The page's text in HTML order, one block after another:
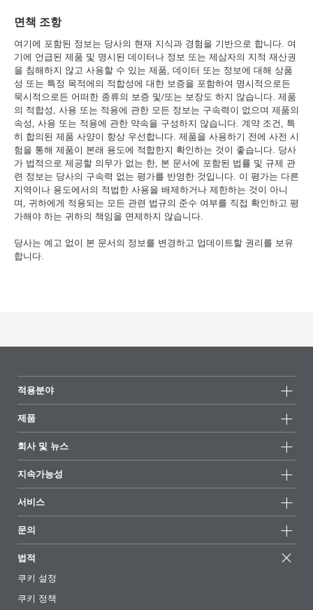
면책 조항
여기에 포함된 정보는 당사의 현재 지식과 경험을 기반으로 합니다. 여
기에 언급된 제품 및 명시된 데이터나 정보 또는 제삼자의 지적 재산권
을 침해하지 않고 사용할 수 있는 제품, 데이터 또는 정보에 대해 상품
성 또는 특정 목적에의 적합성에 대한 보증을 포함하여 명시적으로든
묵시적으로든 어떠한 종류의 보증 및/또는 보장도 하지 않습니다. 제품
의 적합성, 사용 또는 적용에 관한 모든 정보는 구속력이 없으며 제품의
속성, 사용 또는 적용에 관한 약속을 구성하지 않습니다. 계약 조건, 특
히 합의된 제품 사양이 항상 우선합니다. 제품을 사용하기 전에 사전 시
험을 통해 제품이 본래 용도에 적합한지 확인하는 것이 좋습니다. 당사
가 법적으로 제공할 의무가 없는 한, 본 문서에 포함된 법률 및 규제 관
련 정보는 당사의 구속력 없는 평가를 반영한 것입니다. 이 평가는 다른
지역이나 용도에서의 적법한 사용을 배제하거나 제한하는 것이 아니
며, 귀하에게 적용되는 모든 관련 법규의 준수 여부를 직접 확인하고 평
가해야 하는 귀하의 책임을 면제하지 않습니다.
당사는 예고 없이 본 문서의 정보를 변경하고 업데이트할 권리를 보유
합니다.
적용분야
제품
모든제품
하이라이트
회사 및 뉴스
뉴스
언론 및 미디어
소재지 및 판매점
전시회 및 이벤트
지속가능성
지속가능한 제품
성공 사례
EcoVadis
인증서
서비스
추천 배합
기사
전자책
규제 현황
문의
법적
쿠키 설정
쿠키 정책